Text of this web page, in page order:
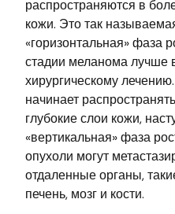
распространяются в
кожи. Это так
«горизонтальная» фаза
стадии меланома лучше
хирургическому
начинает
глубокие слои кожи,
«вертикальная» фаза
опухоли могут
отдаленные органы,
печень, мозг и кости.